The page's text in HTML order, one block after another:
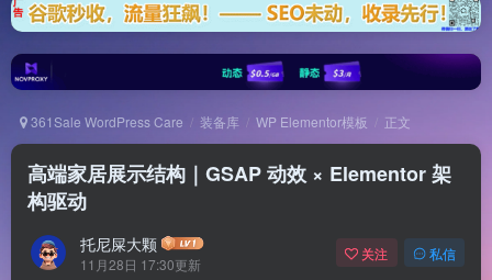
361Sale WordPress Care 装备库 WP Elementor模板 正文
高端家居展示结构｜GSAP 动效 × Elementor 架
构驱动
托尼屎大颗
11月28日 17:30更新
关注 私信